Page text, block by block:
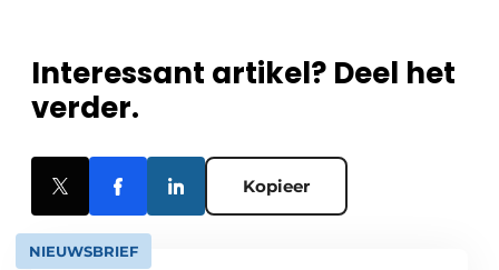
Interessant artikel? Deel het
verder.
Kopieer
NIEUWSBRIEF